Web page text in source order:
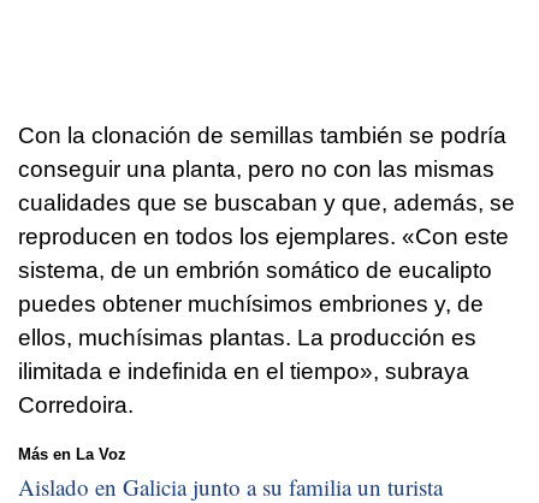
Con la clonación de semillas también se podría
conseguir una planta, pero no con las mismas
cualidades que se buscaban y que, además, se
reproducen en todos los ejemplares. «Con este
sistema, de un embrión somático de eucalipto
puedes obtener muchísimos embriones y, de
ellos, muchísimas plantas. La producción es
ilimitada e indefinida en el tiempo», subraya
Corredoira.
Más en La Voz
Aislado en Galicia junto a su familia un turista